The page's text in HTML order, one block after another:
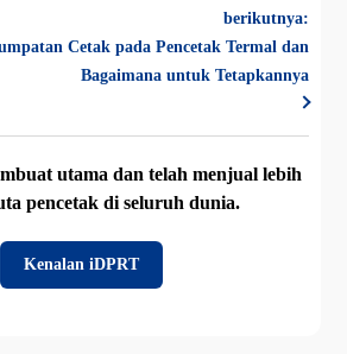
berikutnya:
Cetak pada Pencetak Termal dan
Bagaimana untuk Tetapkannya
utama dan telah menjual lebih
pencetak di seluruh dunia.
Kenalan iDPRT